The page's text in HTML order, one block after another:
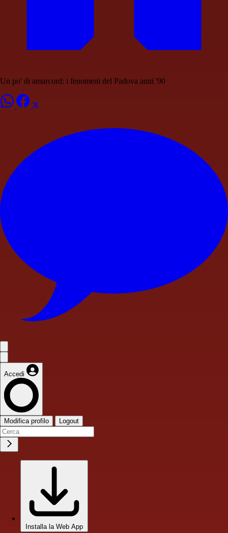
Un po' di amarcord: i fenomeni del Padova anni '90
Accedi
Modifica profilo Logout
Installa la Web App